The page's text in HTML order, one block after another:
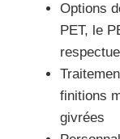
Options
PET, le
finitions
givrées